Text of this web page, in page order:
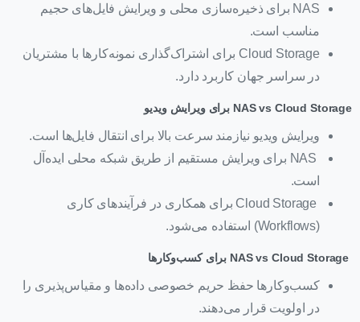
NAS برای ذخیره‌سازی محلی و ویرایش فایل‌های حجیم
مناسب است.
Cloud Storage برای اشتراک‌گذاری نمونه‌کارها با مشتریان
در سراسر جهان کاربرد دارد.
NAS vs Cloud Storage برای ویرایش ویدیو
ویرایش ویدیو نیازمند سرعت بالا برای انتقال فایل‌ها است.
NAS برای ویرایش مستقیم از طریق شبکه محلی ایده‌آل
است.
Cloud Storage برای همکاری در فرآیندهای کاری
(Workflows) استفاده می‌شود.
NAS vs Cloud Storage برای کسب‌وکارها
کسب‌وکارها حفظ حریم خصوصی داده‌ها و مقیاس‌پذیری را
در اولویت قرار می‌دهند.